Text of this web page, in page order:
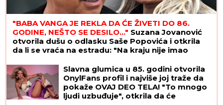
"BABA VANGA JE REKLA DA ĆE ŽIVETI DO 86.
GODINE, NEŠTO SE DESILO..." Suzana Jovanović
otvorila dušu o odlasku Saše Popovića i otkrila
da li se vraća na estradu: "Na kraju nije imao
Slavna glumica u 85. godini otvorila
OnylFans profil i najviše joj traže da
pokaže OVAJ DEO TELA! "To mnogo
ljudi uzbuđuje", otkrila da će